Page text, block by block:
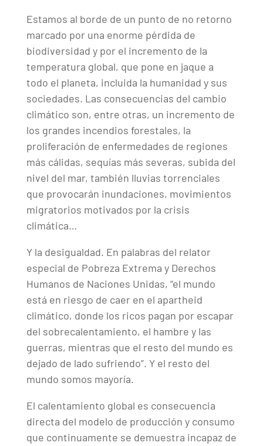
Estamos al borde de un punto de no retorno
marcado por una enorme pérdida de
biodiversidad y por el incremento de la
temperatura global, que pone en jaque a
todo el planeta, incluida la humanidad y sus
sociedades. Las consecuencias del cambio
climático son, entre otras, un incremento de
los grandes incendios forestales, la
proliferación de enfermedades de regiones
más cálidas, sequías más severas, subida del
nivel del mar, también lluvias torrenciales
que provocarán inundaciones, movimientos
migratorios motivados por la crisis
climática…
Y la desigualdad. En palabras del relator
especial de Pobreza Extrema y Derechos
Humanos de Naciones Unidas, “el mundo
está en riesgo de caer en el apartheid
climático, donde los ricos pagan por escapar
del sobrecalentamiento, el hambre y las
guerras, mientras que el resto del mundo es
dejado de lado sufriendo”. Y el resto del
mundo somos mayoría.
El calentamiento global es consecuencia
directa del modelo de producción y consumo
que continuamente se demuestra incapaz de